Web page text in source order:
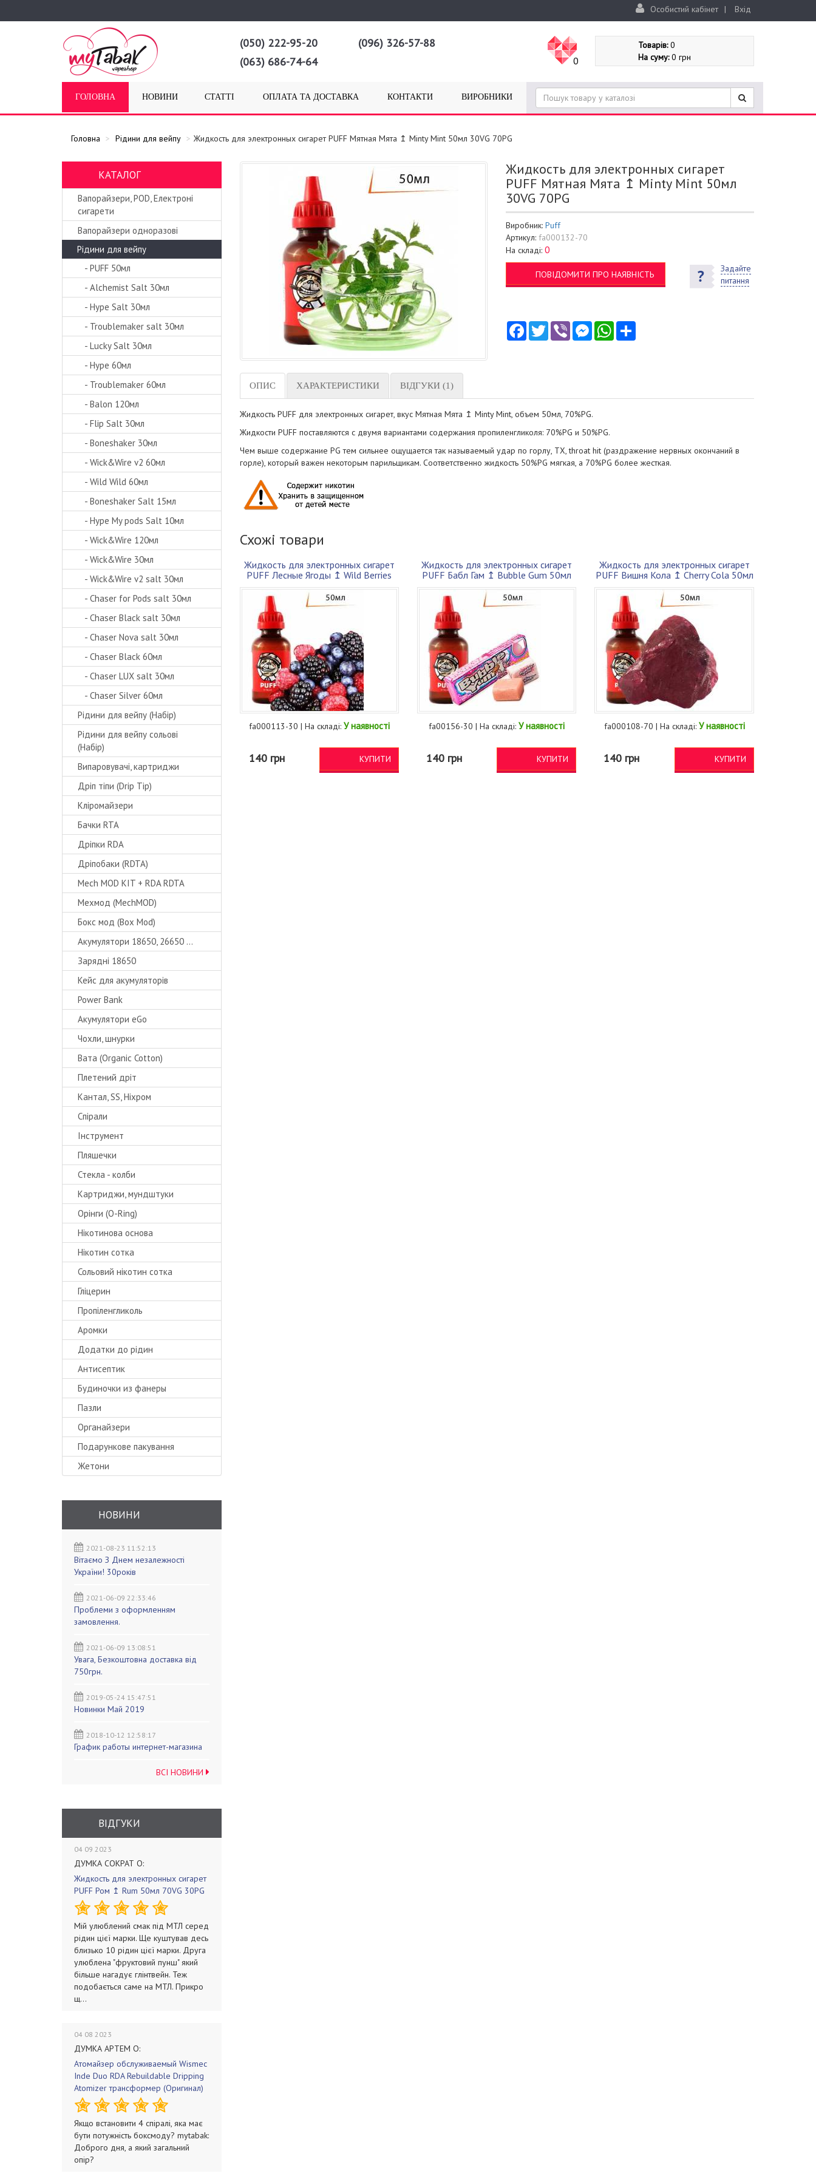
Особистий кабінет | Вхід
(050) 222-95-20
(063) 686-74-64
(096) 326-57-88
0
Товарів:0
На суму:0 грн
ГОЛОВНА НОВИНИ СТАТТІ ОПЛАТА ТА ДОСТАВКА КОНТАКТИ ВИРОБНИКИ
Головна Рідини для вейпу Жидкость для электронных сигарет PUFF Мятная Мята ↥ Minty Mint 50мл 30VG 70PG
КАТАЛОГ
Вапорайзери, POD, Електроні
сигарети
Вапорайзери одноразові
Рідини для вейпу
- PUFF 50мл
- Alchemist Salt 30мл
- Hype Salt 30мл
- Troublemaker salt 30мл
- Lucky Salt 30мл
- Hype 60мл
- Troublemaker 60мл
- Balon 120мл
- Flip Salt 30мл
- Boneshaker 30мл
- Wick&Wire v2 60мл
- Wild Wild 60мл
- Boneshaker Salt 15мл
- Hype My pods Salt 10мл
- Wick&Wire 120мл
- Wick&Wire 30мл
- Wick&Wire v2 salt 30мл
- Chaser for Pods salt 30мл
- Chaser Black salt 30мл
- Chaser Nova salt 30мл
- Chaser Black 60мл
- Chaser LUX salt 30мл
- Chaser Silver 60мл
Рідини для вейпу (Набір)
Рідини для вейпу сольові
(Набір)
Випаровувачі, картриджи
Дріп тіпи (Drip Tip)
Кліромайзери
Бачки RTA
Дріпки RDA
Дріпобаки (RDTA)
Mech MOD KIT + RDA RDTA
Мехмод (MechMOD)
Бокс мод (Box Mod)
Акумулятори 18650, 26650 ...
Зарядні 18650
Кейс для акумуляторів
Power Bank
Акумулятори eGo
Чохли, шнурки
Вата (Organic Cotton)
Плетений дріт
Кантал, SS, Ніхром
Спірали
Інструмент
Пляшечки
Стекла - колби
Картриджи, мундштуки
Орінги (O-Ring)
Нікотинова основа
Нікотин сотка
Сольовий нікотин сотка
Гліцерин
Пропіленгликоль
Аромки
Додатки до рідин
Антисептик
Будиночки из фанеры
Пазли
Органайзери
Подарункове пакування
Жетони
НОВИНИ
2021-08-23 11:52:13
Вітаємо З Днем незалежності
України! 30років
2021-06-09 22:33:46
Проблеми з оформленням
замовлення.
2021-06-09 13:08:51
Увага, Безкоштовна доставка від
750грн.
2019-05-24 15:47:51
Новинки Май 2019
2018-10-12 12:58:17
График работы интернет-магазина
ВСІ НОВИНИ
ВІДГУКИ
04 09 2023
ДУМКА СОКРАТ О:
Жидкость для электронных сигарет
PUFF Ром ↥ Rum 50мл 70VG 30PG
Мій улюблений смак під МТЛ серед
рідин цієї марки. Ще куштував десь
близько 10 рідин цієї марки. Друга
улюблена "фруктовий пунш" який
більше нагадує глінтвейн. Теж
подобається саме на МТЛ. Прикро
щ...
04 08 2023
ДУМКА АРТЕМ О:
Атомайзер обслуживаемый Wismec
Inde Duo RDA Rebuildable Dripping
Atomizer трансформер (Оригинал)
Якщо встановити 4 спіралі, яка має
бути потужність боксмоду? mytabak:
Доброго дня, а який загальний
опір?
Жидкость для электронных сигарет
PUFF Мятная Мята ↥ Minty Mint 50мл
30VG 70PG
Виробник:Puff
Артикул: fa000132-70
На складі:0
ПОВІДОМИТИ ПРО НАЯВНІСТЬ
Задайте
питання
FacebookTwitterViber MessengerWhatsApp
ОПИС ХАРАКТЕРИСТИКИ ВІДГУКИ (1)
Жидкость PUFF для электронных сигарет, вкус Мятная Мята ↥ Minty Mint, объем 50мл, 70%PG.
Жидкости PUFF поставляются с двумя вариантами содержания пропиленгликоля: 70%PG и 50%PG.
Чем выше содержание PG тем сильнее ощущается так называемый удар по горлу, ТХ, throat hit (раздражение нервных окончаний в
горле), который важен некоторым парильщикам. Соответственно жидкость 50%PG мягкая, а 70%PG более жесткая.
Схожі товари
Жидкость для электронных сигарет
PUFF Лесные Ягоды ↥ Wild Berries
50м...
fa000113-30 | На складі: У наявності
140 грн КУПИТИ
Жидкость для электронных сигарет
PUFF Бабл Гам ↥ Bubble Gum 50мл
70VG...
fa00156-30 | На складі:У наявності
140 грн КУПИТИ
Жидкость для электронных сигарет
PUFF Вишня Кола ↥ Cherry Cola 50мл
30...
fa000108-70 | На складі: У наявності
140 грн КУПИТИ